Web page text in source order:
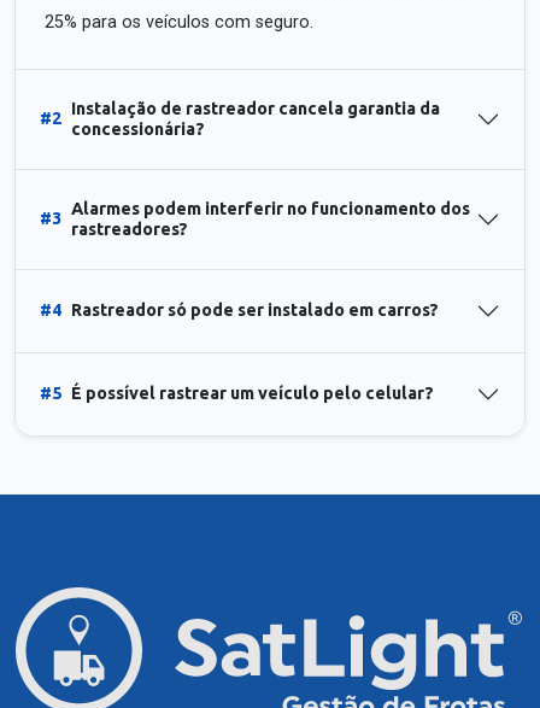
25% para os veículos com seguro.
#2
Instalação de rastreador cancela garantia da
concessionária?
#3
Alarmes podem interferir no funcionamento dos
rastreadores?
#4 Rastreador só pode ser instalado em carros?
#5 É possível rastrear um veículo pelo celular?